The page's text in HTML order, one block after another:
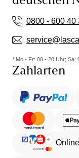
0800 - 600 40
* Mo - Fr: 08 - 20 Uhr; Sa:
Zahlarten